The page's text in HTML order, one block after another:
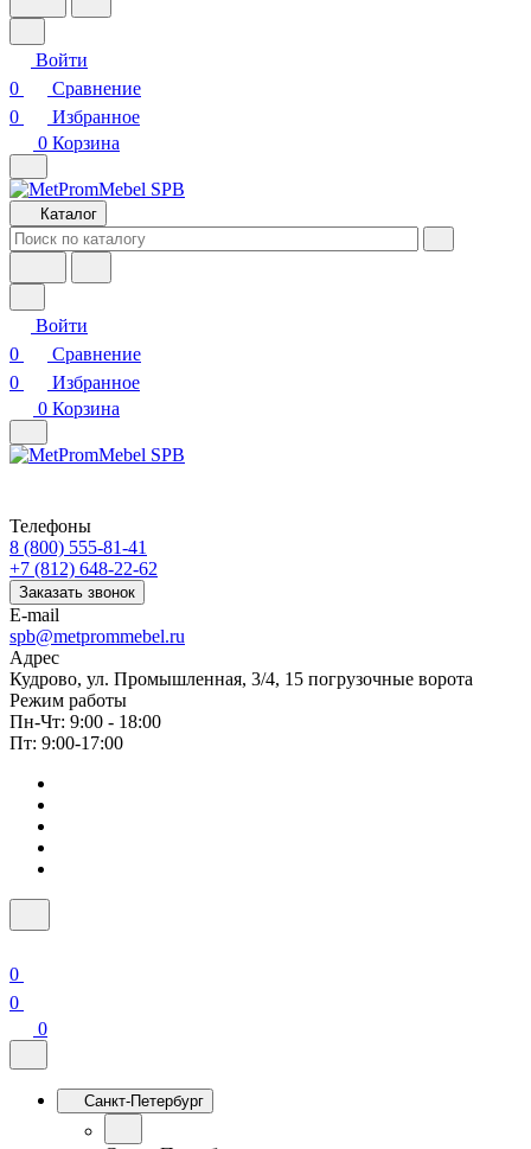
Войти
0
Сравнение
0
Избранное
0 Корзина
Каталог
Войти
0
Сравнение
0
Избранное
0 Корзина
Телефоны
8 (800) 555-81-41
+7 (812) 648-22-62
Заказать звонок
E-mail
spb@metprommebel.ru
Адрес
Кудрово, ул. Промышленная, 3/4, 15 погрузочные ворота
Режим работы
Пн-Чт: 9:00 - 18:00
Пт: 9:00-17:00
0
0
0
Санкт-Петербург